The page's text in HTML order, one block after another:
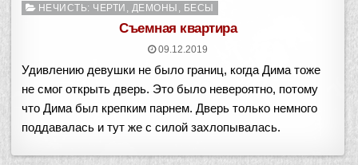
Опубликовано
НЕЧИСТЬ: ЧЕРТИ, ДЕМОНЫ, БЕСЫ
Съемная квартира
09.12.2019
Удивлению девушки не было границ, когда Дима тоже
не смог открыть дверь. Это было невероятно, потому
что Дима был крепким парнем. Дверь только немного
поддавалась и тут же с силой захлопывалась.